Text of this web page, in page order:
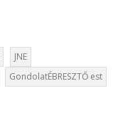
JNE
GondolatÉBRESZTŐ est